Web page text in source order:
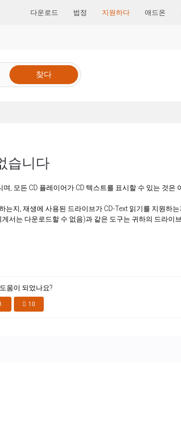
다운로드 법정 지원하다 애드온
습니다
, 모든 CD 플레이어가 CD 텍스트를 표시할 수 있는 것은
지, 재생에 사용된 드라이브가 CD-Text 읽기를 지원하
서는 다운로드할 수 없음)과 같은 도구는 귀하의 드라이
움이 되었나요?
10